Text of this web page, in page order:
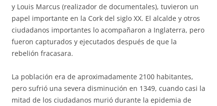
y Louis Marcus (realizador de documentales), tuvieron un
papel importante en la Cork del siglo XX. El alcalde y otros
ciudadanos importantes lo acompañaron a Inglaterra, pero
fueron capturados y ejecutados después de que la
rebelión fracasara.
La población era de aproximadamente 2100 habitantes,
pero sufrió una severa disminución en 1349, cuando casi la
mitad de los ciudadanos murió durante la epidemia de